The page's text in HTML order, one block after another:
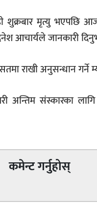
शुक्रबार मृत्यु भएपछि
आचार्यले जानकारी
राखी अनुसन्धान गर्ने
अन्तिम संस्कारका
कमेन्ट गर्नुहोस्